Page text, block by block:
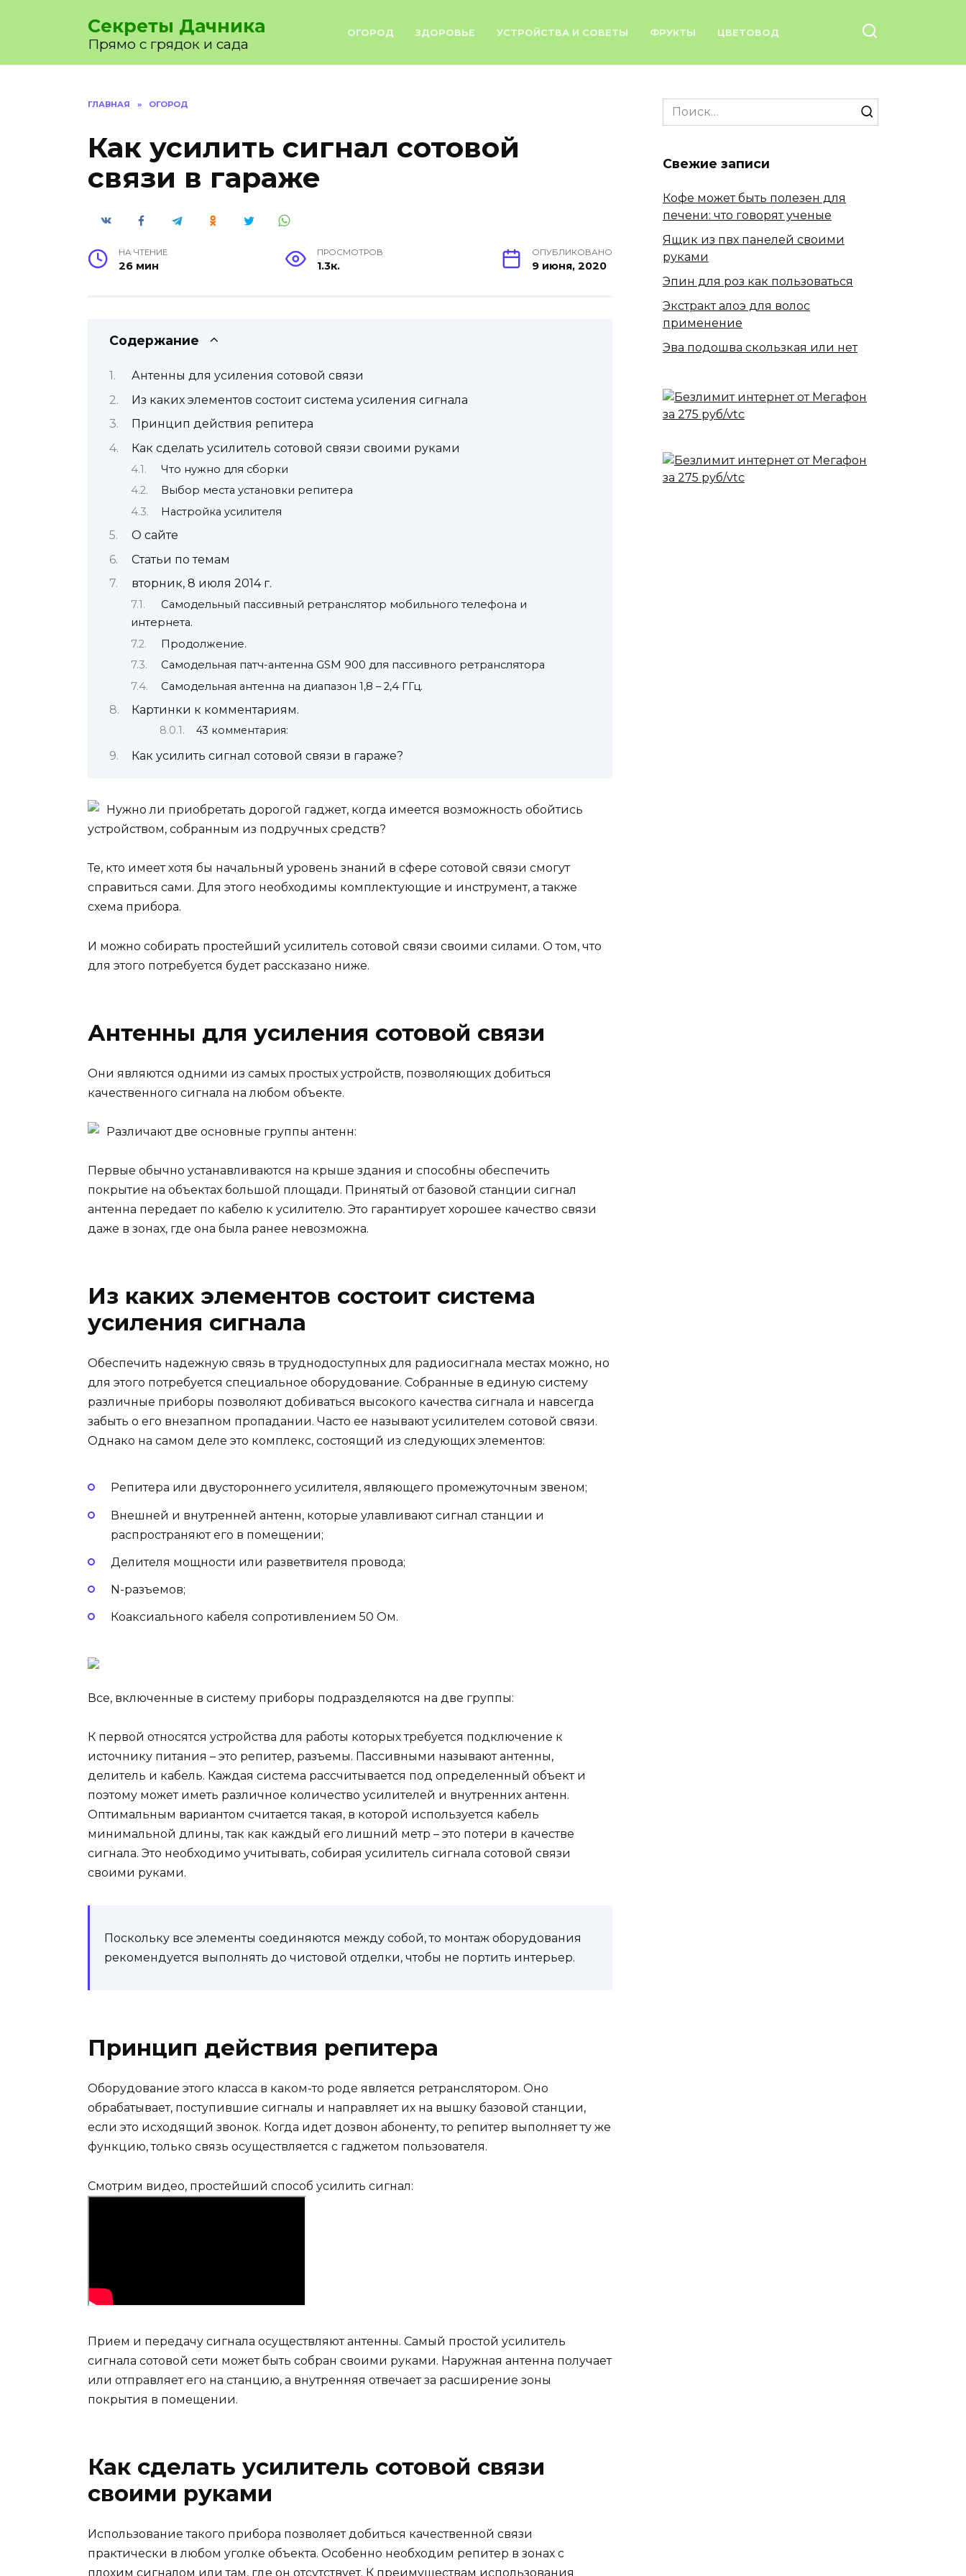
Секреты Дачника
Прямо с грядок и сада
ОГОРОД ЗДОРОВЬЕ УСТРОЙСТВА И СОВЕТЫ ФРУКТЫ ЦВЕТОВОД
ГЛАВНАЯ » ОГОРОД
Как усилить сигнал сотовой
связи в гараже
НА ЧТЕНИЕ
26 мин
ПРОСМОТРОВ
1.3к.
ОПУБЛИКОВАНО
9 июня, 2020
Содержание
Антенны для усиления сотовой связи
Из каких элементов состоит система усиления сигнала
Принцип действия репитера
Как сделать усилитель сотовой связи своими руками
Что нужно для сборки
Выбор места установки репитера
Настройка усилителя
О сайте
Статьи по темам
вторник, 8 июля 2014 г.
Самодельный пассивный ретранслятор мобильного телефона и
интернета.
Продолжение.
Самодельная патч-антенна GSM 900 для пассивного ретранслятора
Самодельная антенна на диапазон 1,8 – 2,4 ГГц.
Картинки к комментариям.
43 комментария:
Как усилить сигнал сотовой связи в гараже?
Нужно ли приобретать дорогой гаджет, когда имеется возможность обойтись
устройством, собранным из подручных средств?
Те, кто имеет хотя бы начальный уровень знаний в сфере сотовой связи смогут
справиться сами. Для этого необходимы комплектующие и инструмент, а также
схема прибора.
И можно собирать простейший усилитель сотовой связи своими силами. О том, что
для этого потребуется будет рассказано ниже.
Антенны для усиления сотовой связи
Они являются одними из самых простых устройств, позволяющих добиться
качественного сигнала на любом объекте.
Различают две основные группы антенн:
Первые обычно устанавливаются на крыше здания и способны обеспечить
покрытие на объектах большой площади. Принятый от базовой станции сигнал
антенна передает по кабелю к усилителю. Это гарантирует хорошее качество связи
даже в зонах, где она была ранее невозможна.
Из каких элементов состоит система
усиления сигнала
Обеспечить надежную связь в труднодоступных для радиосигнала местах можно, но
для этого потребуется специальное оборудование. Собранные в единую систему
различные приборы позволяют добиваться высокого качества сигнала и навсегда
забыть о его внезапном пропадании. Часто ее называют усилителем сотовой связи.
Однако на самом деле это комплекс, состоящий из следующих элементов:
Репитера или двустороннего усилителя, являющего промежуточным звеном;
Внешней и внутренней антенн, которые улавливают сигнал станции и
распространяют его в помещении;
Делителя мощности или разветвителя провода;
N-разъемов;
Коаксиального кабеля сопротивлением 50 Ом.
Все, включенные в систему приборы подразделяются на две группы:
К первой относятся устройства для работы которых требуется подключение к
источнику питания – это репитер, разъемы. Пассивными называют антенны,
делитель и кабель. Каждая система рассчитывается под определенный объект и
поэтому может иметь различное количество усилителей и внутренних антенн.
Оптимальным вариантом считается такая, в которой используется кабель
минимальной длины, так как каждый его лишний метр – это потери в качестве
сигнала. Это необходимо учитывать, собирая усилитель сигнала сотовой связи
своими руками.
Поскольку все элементы соединяются между собой, то монтаж оборудования
рекомендуется выполнять до чистовой отделки, чтобы не портить интерьер.
Принцип действия репитера
Оборудование этого класса в каком-то роде является ретранслятором. Оно
обрабатывает, поступившие сигналы и направляет их на вышку базовой станции,
если это исходящий звонок. Когда идет дозвон абоненту, то репитер выполняет ту же
функцию, только связь осуществляется с гаджетом пользователя.
Смотрим видео, простейший способ усилить сигнал:
Прием и передачу сигнала осуществляют антенны. Самый простой усилитель
сигнала сотовой сети может быть собран своими руками. Наружная антенна получает
или отправляет его на станцию, а внутренняя отвечает за расширение зоны
покрытия в помещении.
Как сделать усилитель сотовой связи
своими руками
Использование такого прибора позволяет добиться качественной связи
практически в любом уголке объекта. Особенно необходим репитер в зонах с
плохим сигналом или там, где он отсутствует. К преимуществам использования
Search
for:
Свежие записи
Кофе может быть полезен для
печени: что говорят ученые
Ящик из пвх панелей своими
руками
Эпин для роз как пользоваться
Экстракт алоэ для волос
применение
Эва подошва скользкая или нет